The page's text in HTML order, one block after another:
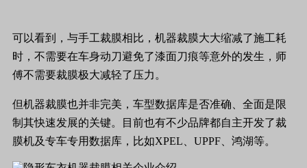
可以看到，与手工裁膜相比，机器裁膜大大缩减了施工耗
时，不需要在车身动刀避免了漆面刀痕等意外的发生，师
傅不需要裁膜极大减轻了压力。
但机器裁膜也并非完美，车型数据库是否准确、全面是限
制其快速发展的关键。目前也有不少品牌都自主开发了裁
膜机及专车专用数据库，比如XPEL、UPPF、鸿湖等。